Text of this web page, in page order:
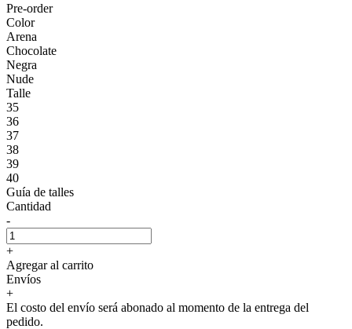
Pre-order
Color
Arena
Chocolate
Negra
Nude
Talle
35
36
37
38
39
40
Guía de talles
Cantidad
-
+
Agregar al carrito
Envíos
+
El costo del envío será abonado al momento de la entrega del
pedido.